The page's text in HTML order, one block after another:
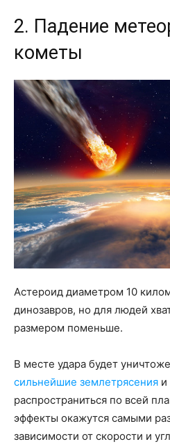
2. Падение
кометы
Астероид диаметром 10
динозавров, но для людей
размером поменьше.
В месте удара будет
сильнейшие землетрясения и
распространиться по всей
эффекты окажутся самыми
зависимости от скорости и